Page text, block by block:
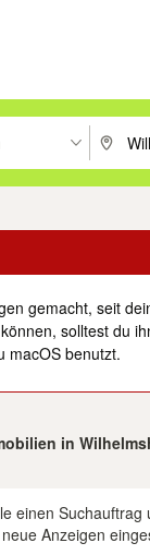
oder PLZ
gemacht, seit
solltest du
macOS benutzt.
in
einen
Anzeigen